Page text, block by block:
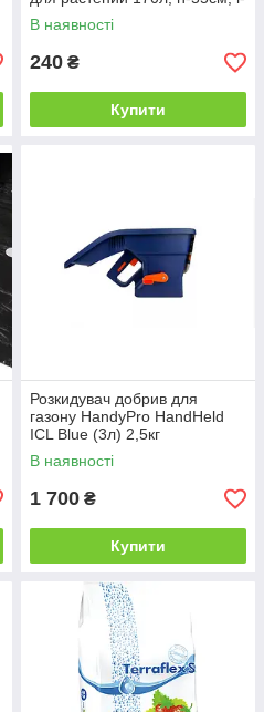
56см з ручками
В наявності
240 ₴
Купити
Розкидувач добрив для
газону HandyPro HandHeld
ICL Blue (3л) 2,5кг
В наявності
1 700 ₴
Купити